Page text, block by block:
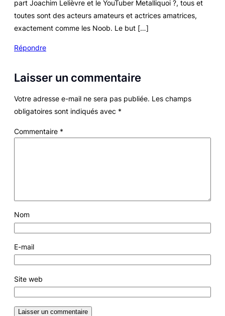
part Joachim Lelièvre et le YouTuber Metalliquoi ?, tous et
toutes sont des acteurs amateurs et actrices amatrices,
exactement comme les Noob. Le but […]
Répondre
Laisser un commentaire
Votre adresse e-mail ne sera pas publiée. Les champs
obligatoires sont indiqués avec *
Commentaire *
Nom
E-mail
Site web